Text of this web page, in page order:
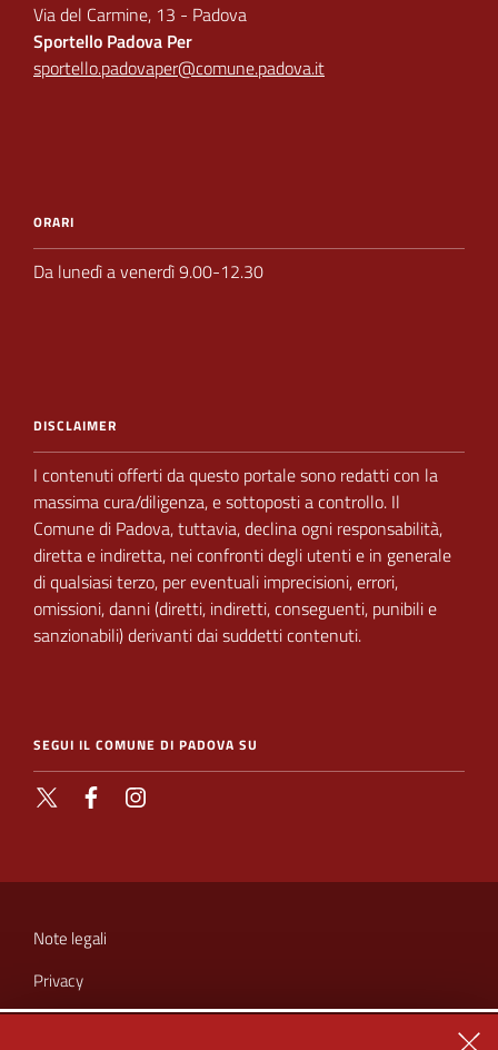
Via del Carmine, 13 - Padova
Sportello Padova Per
sportello.padovaper@comune.padova.it
ORARI
Da lunedì a venerdì 9.00-12.30
DISCLAIMER
I contenuti offerti da questo portale sono redatti con la
massima cura/diligenza, e sottoposti acontrollo. Il
Comune di Padova,tuttavia, declina ogni responsabilità,
diretta e indiretta, neiconfronti degli utenti e in generale
di qualsiasi terzo, per eventuali imprecisioni, errori,
omissioni, danni (diretti, indiretti, conseguenti, punibili e
sanzionabili) derivanti dai suddetti contenuti.
SEGUI IL COMUNE DI PADOVA SU
Facebook
UTILI
Note legali
Privacy
Cookie